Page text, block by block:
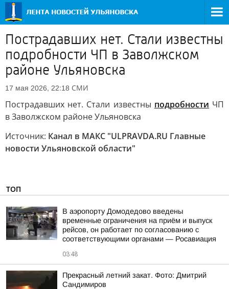
Пострадавших нет. Стали известны
подробности ЧП в Заволжском
районе Ульяновска
17 мая 2026, 22:18 СМИ
Пострадавших нет. Стали известны подробности ЧП
в Заволжском районе Ульяновска
Источник: Канал в МАКС "ULPRAVDA.RU Главные
новости Ульяновской области"
ТОП
В аэропорту Домодедово введены
временные ограничения на приём и выпуск
рейсов, он работает по согласованию с
соответствующими органами — Росавиация
03:48
Прекрасный летний закат. Фото: Дмитрий
Сандимиров